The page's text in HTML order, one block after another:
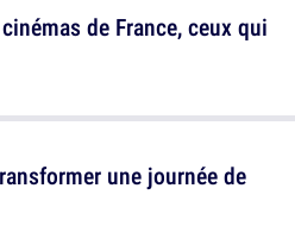
de France, ceux qui
une journée de